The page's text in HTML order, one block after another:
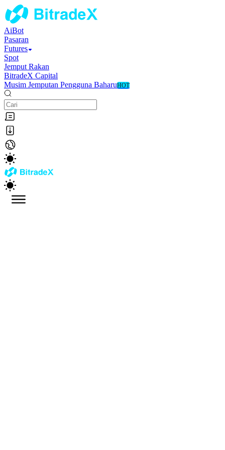
AiBot
Pasaran
Futures
Spot
Jemput Rakan
BitradeX Capital
Musim Jemputan Pengguna BaharuHOT